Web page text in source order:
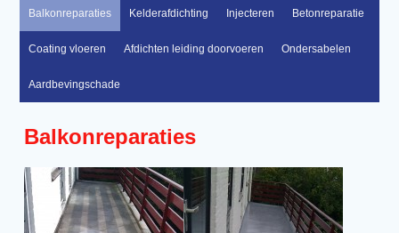
Balkonreparaties Kelderafdichting Injecteren Betonreparatie
Coating vloeren Afdichten leiding doorvoeren Ondersabelen
Aardbevingschade
Balkonreparaties